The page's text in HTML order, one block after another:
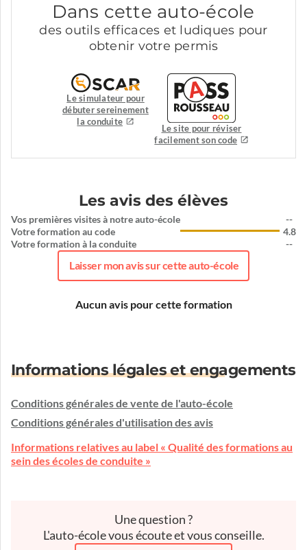
Dans cette auto-école
des outils efficaces et ludiques pour
obtenir votre permis
Le simulateur pour
débuter sereinement
la conduite
Le site pour réviser
facilement son code
Les avis des élèves
Vos premières visites à notre auto-école
Votre formation au code
Votre formation à la conduite
--
4.8
--
Laisser mon avis sur cette auto-école
Aucun avis pour cette formation
Informations légales et engagements
Conditions générales de vente de l'auto-école
Conditions générales d'utilisation des avis
Informations relatives au label « Qualité des formations au
sein des écoles de conduite »
Une question ?
L'auto-école vous écoute et vous conseille.